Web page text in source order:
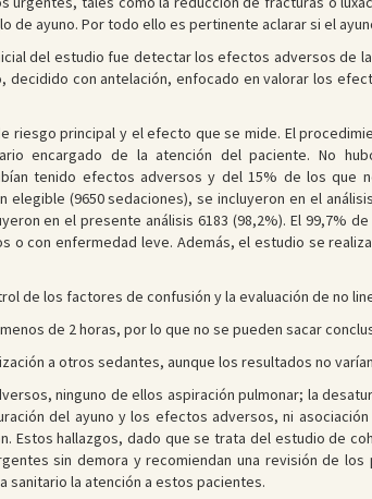
de ayuno. Por todo ello es pertinente aclarar si el
del estudio fue detectar los efectos adversos de
decidido con antelación, enfocado en valorar los
riesgo principal y el efecto que se mide. El
encargado de la atención del paciente. No
tenido efectos adversos y del 15% de los que
(9650 sedaciones), se incluyeron en el
en el presente análisis 6183 (98,2%). El 99,7%
o con enfermedad leve. Además, el estudio se
de los factores de confusión y la evaluación de no
de 2 horas, por lo que no se pueden sacar
a otros sedantes, aunque los resultados no
ninguno de ellos aspiración pulmonar; la
del ayuno y los efectos adversos, ni
Estos hallazgos, dado que se trata del estudio de
sin demora y recomiendan una revisión de
sanitario la atención a estos pacientes.